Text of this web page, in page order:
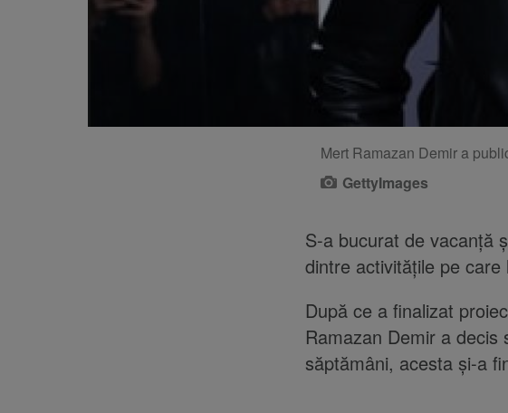
Mert Ramazan Demir a
GettyImages
S-a bucurat de vacanță
dintre activitățile pe care
După ce a finalizat
Ramazan Demir a
săptămâni, acesta și-a